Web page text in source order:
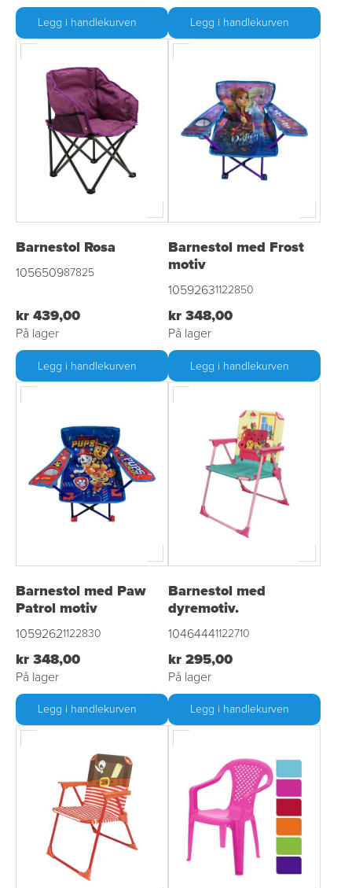
Legg i handlekurven Legg i handlekurven
Barnestol Rosa
105650987825
kr 439,00
På lager
Legg i handlekurven
Barnestol med Frost
motiv
10592631122850
kr 348,00
På lager
Legg i handlekurven
Barnestol med Paw
Patrol motiv
10592621122830
kr 348,00
På lager
Legg i handlekurven
Barnestol med
dyremotiv.
10464441122710
kr 295,00
På lager
Legg i handlekurven